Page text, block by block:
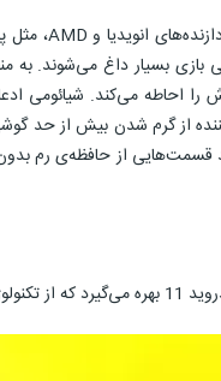
از حافظه‌ی رم